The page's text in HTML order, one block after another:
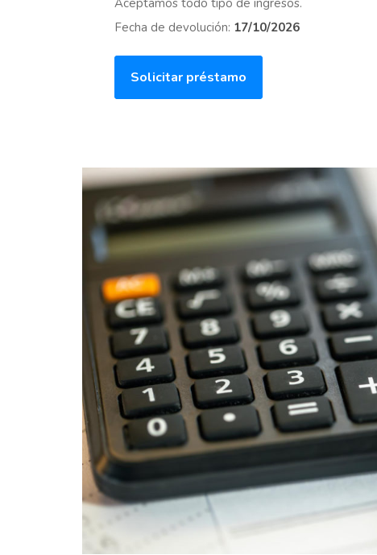
Aceptamos todo tipo de ingresos.
Fecha de devolución: 17/10/2026
Solicitar préstamo